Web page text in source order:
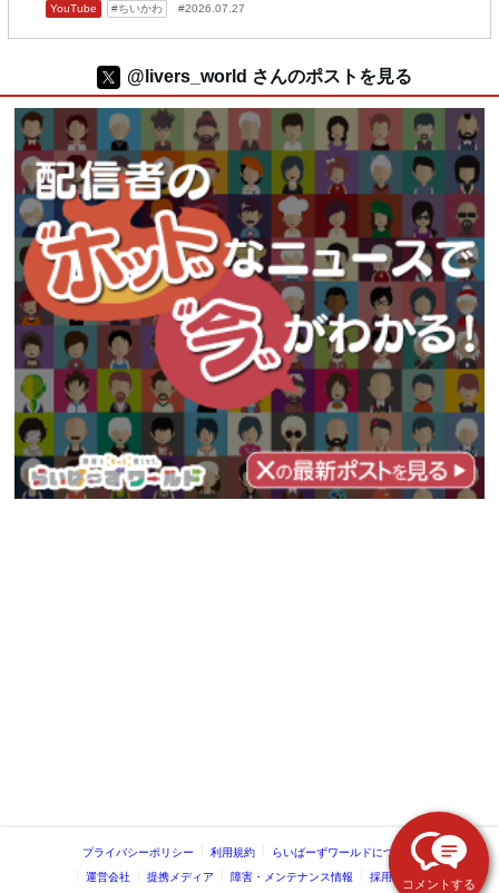
コメントする
YouTube ちいかわ 2026.07.27
@livers_world さんのポストを見る
プライバシーポリシー 利用規約 らいばーずワールドについて
運営会社 提携メディア 障害・メンテナンス情報 採用情報